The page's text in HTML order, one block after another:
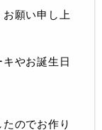
願い申し上
やお誕生日
のでお作り